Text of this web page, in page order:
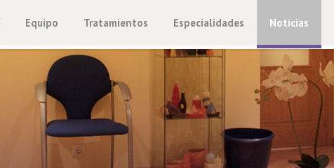
Equipo Tratamientos Especialidades Noticias